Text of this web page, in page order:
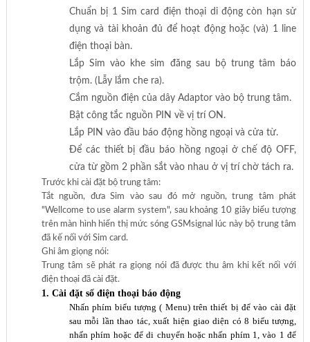
Chuẩn bị 1 Sim card điện thoại di động còn hạn sử
dụng và tài khoản đủ để hoạt động hoặc (và) 1 line
điện thoại bàn.
Lắp Sim vào khe sim đăng sau bộ trung tâm báo
trộm. (Lẫy lắm che ra).
Cắm nguồn điện của dây Adaptor vào bộ trung tâm.
Bật công tắc nguồn PIN về vị trí ON.
Lắp PIN vào đầu báo động hồng ngoại và cửa từ.
Để các thiết bị đầu báo hồng ngoại ở chế độ OFF,
cửa từ gồm 2 phần sắt vào nhau ở vị trí chờ tách ra.
Trước khi cài đặt bộ trung tâm:
Tắt nguồn, đưa Sim vào sau đó mở nguồn, trung tâm phát
"Wellcome to use alarm system", sau khoảng 10 giây biểu tượng
trên màn hình hiển thị mức sóng GSMsignal lúc này bộ trung tâm
đã kế nối với Sim card.
Ghi âm giọng nói:
Trung tâm sẽ phát ra giọng nói đã được thu âm khi kết nối với
điện thoại đã cài đặt.
1. Cài đặt số điện thoại báo động
Nhấn phím biểu tượng ( Menu) trên thiết bị để vào cài đặt
sau mỗi lần thao tác, xuất hiện giao diện có 8 biểu tượng,
nhấn phím hoặc để di chuyển hoặc nhấn phím 1, vào 1 để